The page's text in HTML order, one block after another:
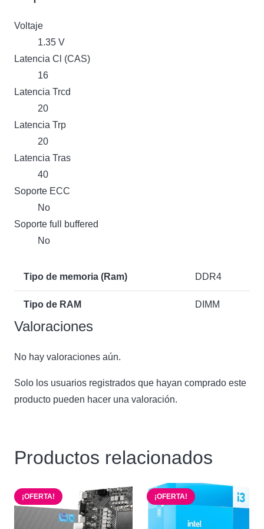
Voltaje
1.35 V
Latencia Cl (CAS)
16
Latencia Trcd
20
Latencia Trp
20
Latencia Tras
40
Soporte ECC
No
Soporte full buffered
No
Tipo de memoria (Ram) DDR4
Tipo de RAM DIMM
Valoraciones
No hay valoraciones aún.
Solo los usuarios registrados que hayan comprado este
producto pueden hacer una valoración.
Productos relacionados
¡OFERTA! ¡OFERTA!